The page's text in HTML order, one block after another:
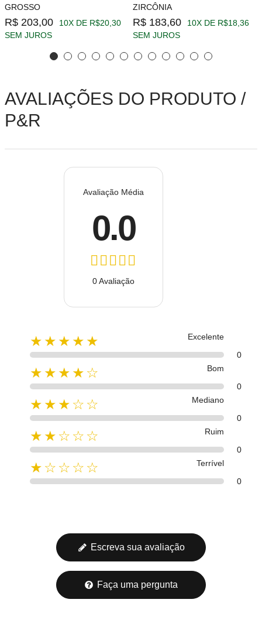
GROSSO
R$ 203,00
10X DE R$20,30
SEM JUROS
ZIRCÔNIA
R$ 183,60
10X DE R$18,36
SEM JUROS
AVALIAÇÕES DO PRODUTO /
P&R
Avaliação Média
0.0
0 Avaliação
★★★★★
Excelente
0
★★★★☆
Bom
0
★★★☆☆
Mediano
0
★★☆☆☆
Ruim
0
★☆☆☆☆
Terrível
0
Escreva sua avaliação
Faça uma pergunta